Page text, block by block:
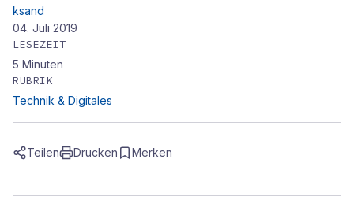
ksand
04. Juli 2019
LESEZEIT
5 Minuten
RUBRIK
Technik & Digitales
Teilen Drucken Merken